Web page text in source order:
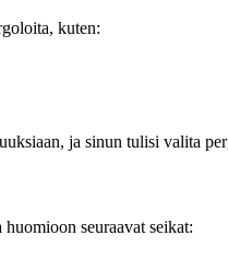
kuten:
ja sinun tulisi valita
seuraavat seikat: